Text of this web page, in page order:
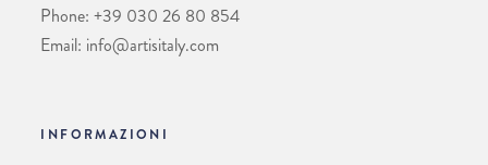
Phone: +39 030 26 80 854
Email: info@artisitaly.com
INFORMAZIONI